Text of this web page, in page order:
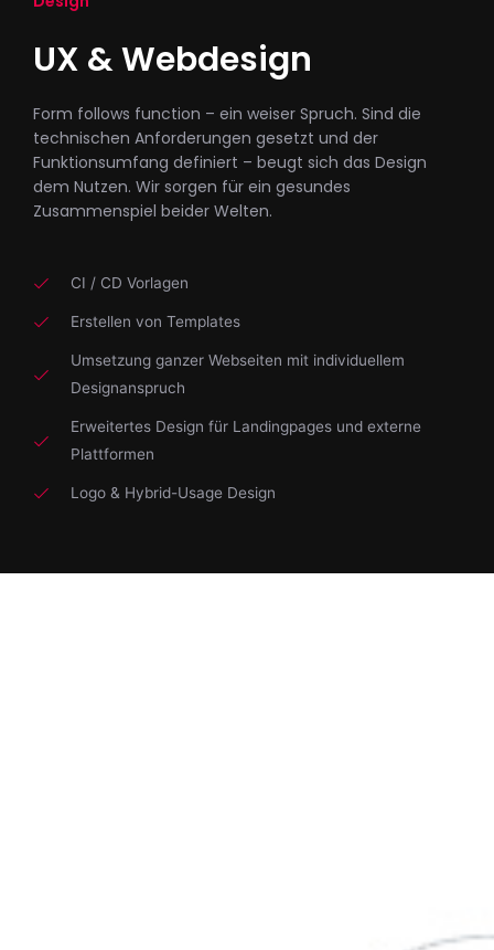
UX & Webdesign​
Form follows function – ein weiser Spruch. Sind die
technischen Anforderungen gesetzt und der
Funktionsumfang definiert – beugt sich das Design
dem Nutzen. Wir sorgen für ein gesundes
Zusammenspiel beider Welten.
CI / CD Vorlagen
Erstellen von Templates
Umsetzung ganzer Webseiten mit individuellem
Designanspruch
Erweitertes Design für Landingpages und externe
Plattformen
Logo & Hybrid-Usage Design